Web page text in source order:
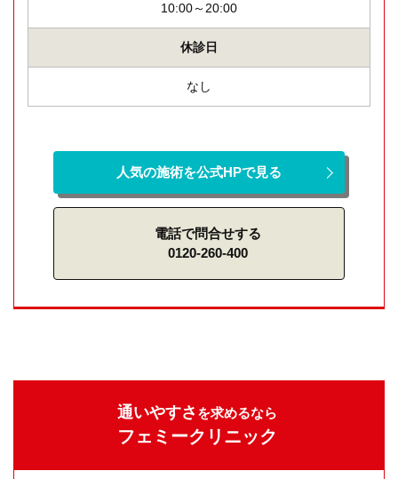
10:00～20:00
休診日
なし
人気の施術を公式HPで見る
電話で問合せする
0120-260-400
通いやすさ を求めるなら
フェミークリニック